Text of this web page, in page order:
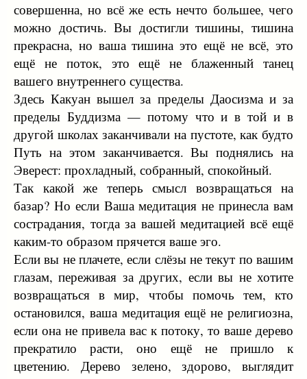
совершенна, но всё же есть нечто большее, чего
можно достичь. Вы достигли тишины, тишина
прекрасна, но ваша тишина это ещё не всё, это
ещё не поток, это ещё не блаженный танец
вашего внутреннего существа.
Здесь Какуан вышел за пределы Даосизма и за
пределы Буддизма — потому что и в той и в
другой школах заканчивали на пустоте, как будто
Путь на этом заканчивается. Вы поднялись на
Эверест: прохладный, собранный, спокойный.
Так какой же теперь смысл возвращаться на
базар? Но если Ваша медитация не принесла вам
сострадания, тогда за вашей медитацией всё ещё
каким-то образом прячется ваше эго.
Если вы не плачете, если слёзы не текут по вашим
глазам, переживая за других, если вы не хотите
возвращаться в мир, чтобы помочь тем, кто
остановился, ваша медитация ещё не религиозна,
если она не привела вас к потоку, то ваше дерево
прекратило расти, оно ещё не пришло к
цветению. Дерево зелено, здорово, выглядит